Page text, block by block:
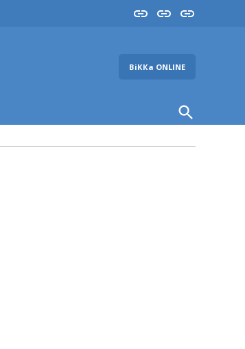
InstaYouTube
FB
ВіККа ONLINE
Open
Search